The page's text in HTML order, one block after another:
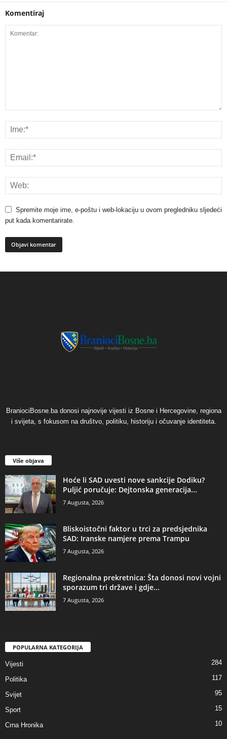
Komentiraj
Spremite moje ime, e-poštu i web-lokaciju u ovom pregledniku sljedeći
put kada komentarirate.
BraniociBosne.ba donosi najnovije vijesti iz Bosne i Hercegovine, regiona
i svijeta, s fokusom na društvo, politiku, historiju i očuvanje identiteta.
Više objava
​Hoće li SAD uvesti nove sankcije Dodiku?
Puljić poručuje: Dejtonska generacija...
7 Augusta, 2026
​Bliskoistočni faktor u trci za predsjednika
SAD: Iranske namjere prema Trampu
7 Augusta, 2026
​Regionalna prekretnica: Šta donosi novi vojni
sporazum tri države i gdje...
7 Augusta, 2026
POPULARNA KATEGORIJA
Vijesti 284
Politika 117
Svijet 95
Sport 15
Crna Hronika 10